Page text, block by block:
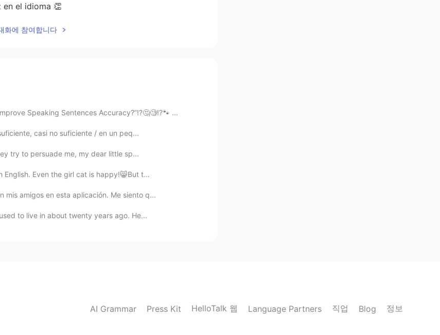
en el idioma 👏
화에 참여합니다
Speaking Sentences Accuracy?”⁉️🤔🧐⁉️🐾 ...
casi no suficiente / en un peq...
try to persuade me, my dear little sp...
English. Even the girl cat is happy!😸But t...
mis amigos en esta aplicación. Me siento q...
to live in about twenty years ago. He...
AI Grammar Press Kit HelloTalk 웹 Language Partners 직업 Blog 정보